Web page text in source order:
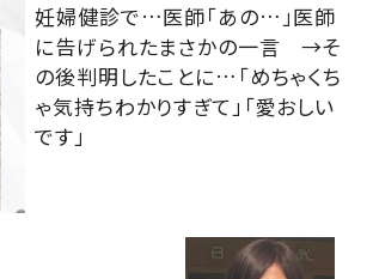
妊婦健診で…医師「あの…」医師
に告げられたまさかの一言 →そ
の後判明したことに…「めちゃくち
ゃ気持ちわかりすぎて」「愛おしい
です」